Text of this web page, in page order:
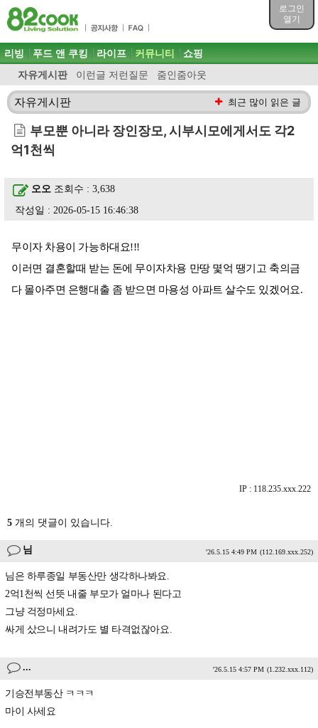
로그인
열기
목차
주메뉴 바로가기
컨텐츠 바로가기
검색 바로가기
로그인 바로가기
주메뉴
리빙 푸드 앤 쿠킹 라이프 커뮤니티
자유게시판 이런글 저런질문 줌인줌아웃
쇼핑
자유게시판 최근 많이 읽은 글
부모뿐 아니라 장인장모, 시부시모에게서도 각2
억1천씩
오오 조회수 : 3,638
작성일 : 2026-05-15 16:46:38
무이자 차용이 가능하대요!!!
이러면 결혼할때 받는 돈에 무이자차용 만땅 몇억 땡기고 축의금
다 몰아주면 은행대출 좀 받으면 마용성 아파트 살수도 있겠어요.
IP : 118.235.xxx.222
5 개의 댓글이 있습니다.
님 '26.5.15 4:49 PM (112.169.xxx.252)
님은 하루종일 부동산만 생각하나봐요.
2억1천씩 선뜻 내줄 부모가 얼마나 된다고
그냥 걱정마세요.
싸게 샀으니 내려가도 별 타격없잖아요.
... '26.5.15 4:57 PM (1.232.xxx.112)
기승전부동산 ㅋㅋㅋ
마이 사세요